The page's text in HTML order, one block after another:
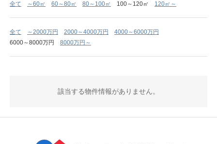
全て ～60㎡ 60～80㎡ 80～100㎡ 100～120㎡ 120㎡～
全て ～2000万円 2000～4000万円
4000～6000万円
6000～8000万円
8000万円～
該当する物件情報がありません。